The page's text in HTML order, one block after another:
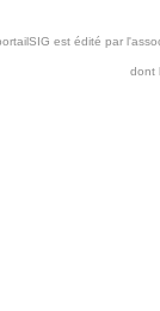
est édité par
dont